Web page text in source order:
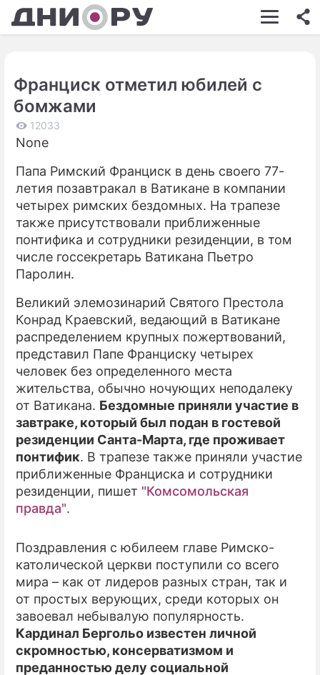
ШОУ-БИЗНЕС
КИНО
ЭКОНОМИКА
ПРОИСШЕСТВИЯ
СТИЛЬ ЖИЗНИ
ИГРЫ
ПРЕСС-РЕЛИЗЫ
О ПРОЕКТЕ
Франциск отметил юбилей с
бомжами
12033
None
Папа Римский Франциск в день своего 77-
летия позавтракал в Ватикане в компании
четырех римских бездомных. На трапезе
также присутствовали приближенные
понтифика и сотрудники резиденции, в том
числе госсекретарь Ватикана Пьетро
Паролин.
Великий элемозинарий Святого Престола
Конрад Краевский, ведающий в Ватикане
распределением крупных пожертвований,
представил Папе Франциску четырех
человек без определенного места
жительства, обычно ночующих неподалеку
от Ватикана. Бездомные приняли участие в
завтраке, который был подан в гостевой
резиденции Санта-Марта, где проживает
понтифик. В трапезе также приняли участие
приближенные Франциска и сотрудники
резиденции, пишет "Комсомольская
правда".
Поздравления с юбилеем главе Римско-
католической церкви поступили со всего
мира – как от лидеров разных стран, так и
от простых верующих, среди которых он
завоевал небывалую популярность.
Кардинал Бергольо известен личной
скромностью, консерватизмом и
преданностью делу социальной